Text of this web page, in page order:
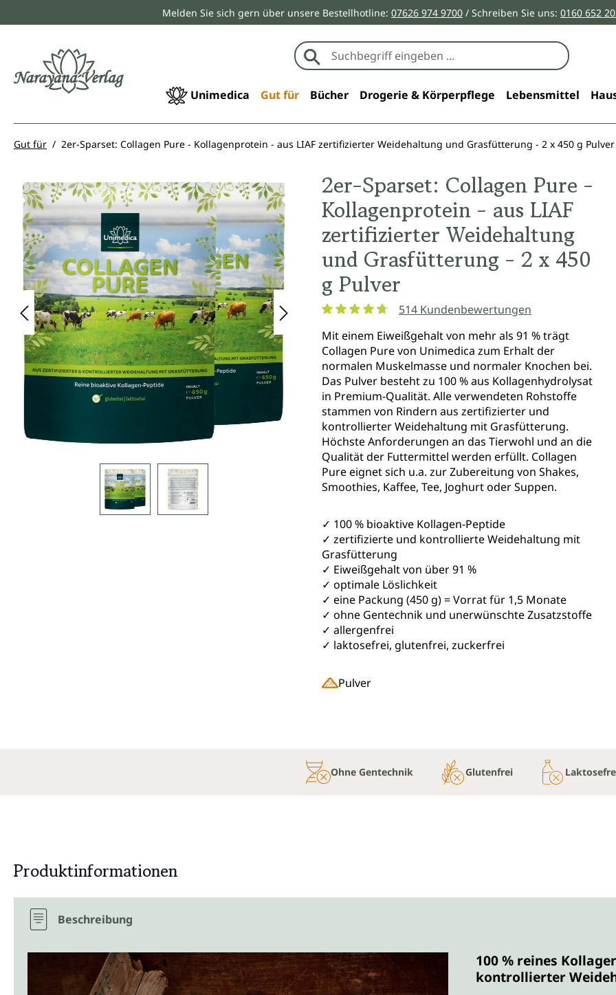
Zur Hauptnavigation springenMelden Sie sich gern über unsere Bestellhotline: 07626 974 9700 / Schreiben Sie uns: 0160 652
Unimedica Gut für Bücher Drogerie & Körperpflege Lebensmittel
Gut für 2er-Sparset: Collagen Pure - Kollagenprotein - aus LIAF zertifizierter Weidehaltung und Grasfütterung - 2 x 450 g Pulver
Bildergalerie überspringen
2er-Sparset: Collagen Pure -
Kollagenprotein - aus LIAF
zertifizierter Weidehaltung
und Grasfütterung - 2 x 450
g Pulver
514 Kundenbewertungen
Mit einem Eiweißgehalt von mehr als 91 % trägt
Collagen Pure von Unimedica zum Erhalt der
normalen Muskelmasse und normaler Knochen bei.
Das Pulver besteht zu 100 % aus Kollagenhydrolysat
in Premium-Qualität. Alle verwendeten Rohstoffe
stammen von Rindern aus zertifizierter und
kontrollierter Weidehaltung mit Grasfütterung.
Höchste Anforderungen an das Tierwohl und an die
Qualität der Futtermittel werden erfüllt. Collagen
Pure eignet sich u.a. zur Zubereitung von Shakes,
Smoothies, Kaffee, Tee, Joghurt oder Suppen.
✓ 100 % bioaktive Kollagen-Peptide
✓ zertifizierte und kontrollierte Weidehaltung mit
Grasfütterung
✓ Eiweißgehalt von über 91 %
✓ optimale Löslichkeit
✓ eine Packung (450 g) = Vorrat für 1,5 Monate
✓ ohne Gentechnik und unerwünschte Zusatzstoffe
✓ allergenfrei
✓ laktosefrei, glutenfrei, zuckerfrei
Pulver
Ohne Gentechnik Glutenfrei
Produktinformationen
Beschreibung
100 % reines
kontrollierter